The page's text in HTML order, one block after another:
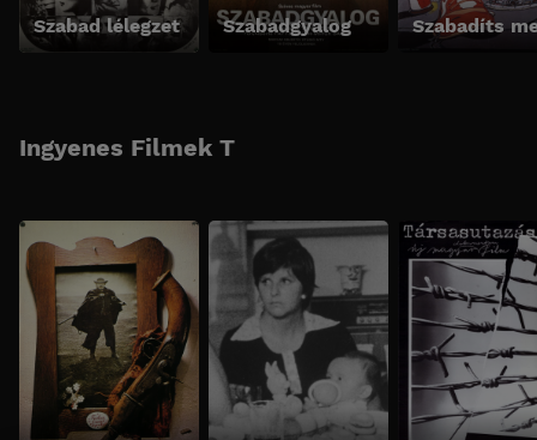
Szabad lélegzet Szabadgyalog
Ingyenes Filmek T